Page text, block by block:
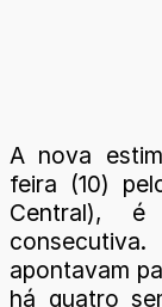
A nova
feira (10)
Central), é
apontavam
há quatro